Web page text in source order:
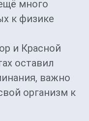
много
к физике
и Красной
оставил
важно
организм к